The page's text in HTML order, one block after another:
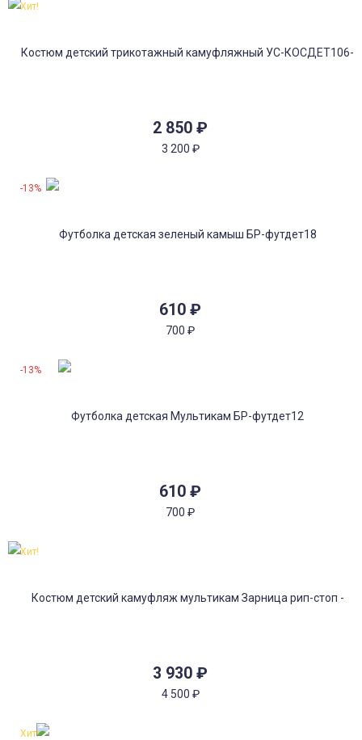
2 850 ₽
3 200 ₽
Хит!
610 ₽
700 ₽
-13%
610 ₽
700 ₽
-13%
3 930 ₽
4 500 ₽
Хит!
Хит!